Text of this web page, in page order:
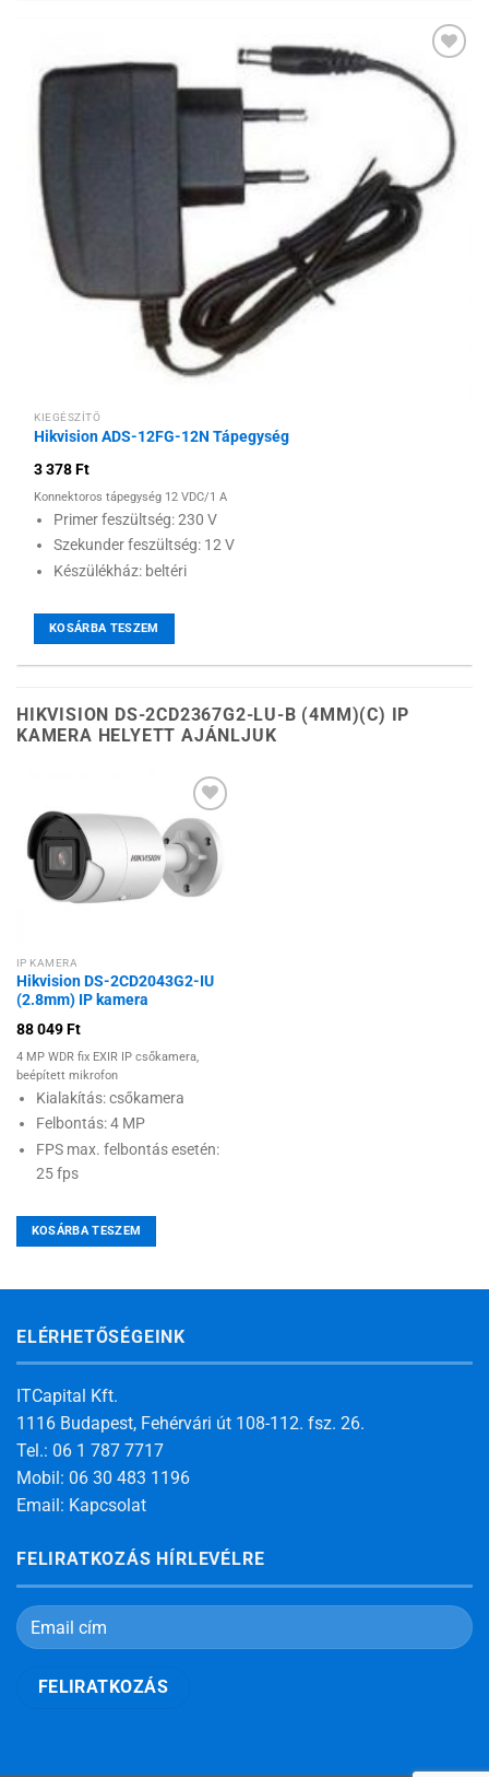
Hozzáadás a
kívánságlistához
KIEGÉSZÍTŐ
Hikvision ADS-12FG-12N Tápegység
3 378Ft
Konnektoros tápegység 12 VDC/1 A
Primer feszültség: 230 V
Szekunder feszültség: 12 V
Készülékház: beltéri
KOSÁRBA TESZEM
HIKVISION DS-2CD2367G2-LU-B (4MM)(C) IP
KAMERA HELYETT AJÁNLJUK
Hozzáadás a
kívánságlistához
IP KAMERA
Hikvision DS-2CD2043G2-IU
(2.8mm) IP kamera
88 049Ft
4 MP WDR fix EXIR IP csőkamera,
beépített mikrofon
Kialakítás: csőkamera
Felbontás: 4 MP
FPS max. felbontás esetén:
25 fps
KOSÁRBA TESZEM
ELÉRHETŐSÉGEINK
ITCapital Kft.
1116 Budapest, Fehérvári út 108-112. fsz. 26.
Tel.: 06 1 787 7717
Mobil: 06 30 483 1196
Email: Kapcsolat
FELIRATKOZÁS HÍRLEVÉLRE